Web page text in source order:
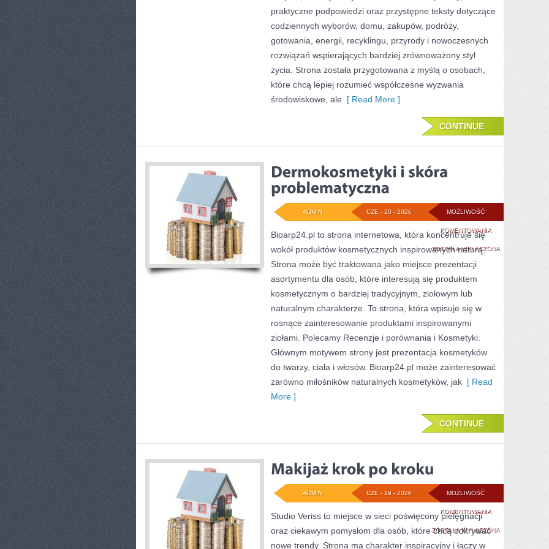
praktyczne podpowiedzi oraz przystępne teksty dotyczące
codziennych wyborów, domu, zakupów, podróży,
gotowania, energii, recyklingu, przyrody i nowoczesnych
rozwiązań wspierających bardziej zrównoważony styl
życia. Strona została przygotowana z myślą o osobach,
które chcą lepiej rozumieć współczesne wyzwania
środowiskowe, ale [ Read More ]
CONTINUE
MOŻLIWOŚĆ
KOMENTOWANIA
I
SKÓRA
PROBLEMATYCZNA
ZOSTAŁA WYŁĄCZONA
CZE - 20 - 2026
ADMIN
Bioarp24.pl to strona internetowa, która koncentruje się
wokół produktów kosmetycznych inspirowanych naturą.
Strona może być traktowana jako miejsce prezentacji
asortymentu dla osób, które interesują się produktem
kosmetycznym o bardziej tradycyjnym, ziołowym lub
naturalnym charakterze. To strona, która wpisuje się w
rosnące zainteresowanie produktami inspirowanymi
ziołami. Polecamy Recenzje i porównania i Kosmetyki.
Głównym motywem strony jest prezentacja kosmetyków
do twarzy, ciała i włosów. Bioarp24.pl może zainteresować
zarówno miłośników naturalnych kosmetyków, jak [ Read
More ]
CONTINUE
MOŻLIWOŚĆ
KOMENTOWANIAMAKIJAŻ
KROK
ZOSTAŁA WYŁĄCZONA
CZE - 19 - 2026
ADMIN
Studio Veriss to miejsce w sieci poświęcony pielęgnacji
oraz ciekawym pomysłom dla osób, które chcą odkrywać
nowe trendy. Strona ma charakter inspiracyjny i łączy w